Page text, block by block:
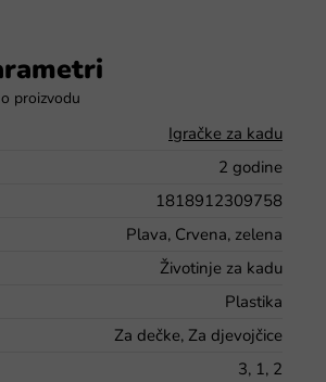
Igračke za kadu
2 godine
1818912309758
Plava, Crvena, zelena
Životinje za kadu
Plastika
Za dečke, Za djevojčice
3, 1, 2